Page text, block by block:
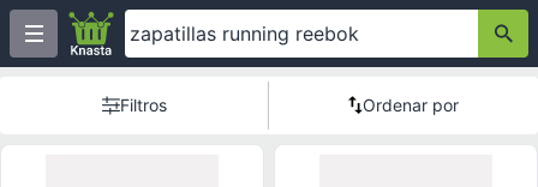
Filtros Ordenar por